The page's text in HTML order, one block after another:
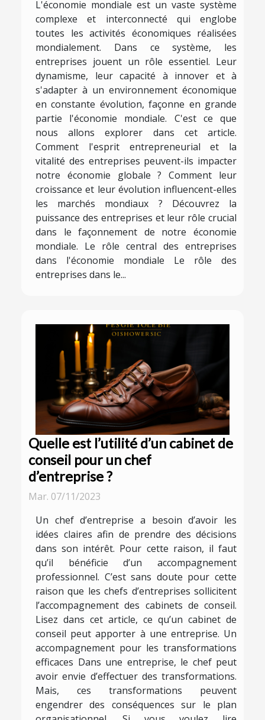
L'économie mondiale est un vaste système
complexe et interconnecté qui englobe
toutes les activités économiques réalisées
mondialement. Dans ce système, les
entreprises jouent un rôle essentiel. Leur
dynamisme, leur capacité à innover et à
s'adapter à un environnement économique
en constante évolution, façonne en grande
partie l'économie mondiale. C'est ce que
nous allons explorer dans cet article.
Comment l'esprit entrepreneurial et la
vitalité des entreprises peuvent-ils impacter
notre économie globale ? Comment leur
croissance et leur évolution influencent-elles
les marchés mondiaux ? Découvrez la
puissance des entreprises et leur rôle crucial
dans le façonnement de notre économie
mondiale. Le rôle central des entreprises
dans l'économie mondiale Le rôle des
entreprises dans le...
Quelle est l’utilité d’un cabinet de
conseil pour un chef
d’entreprise ?
Mar. 07/11/2023
Un chef d’entreprise a besoin d’avoir les
idées claires afin de prendre des décisions
dans son intérêt. Pour cette raison, il faut
qu’il bénéficie d’un accompagnement
professionnel. C’est sans doute pour cette
raison que les chefs d’entreprises sollicitent
l’accompagnement des cabinets de conseil.
Lisez dans cet article, ce qu’un cabinet de
conseil peut apporter à une entreprise. Un
accompagnement pour les transformations
efficaces Dans une entreprise, le chef peut
avoir envie d’effectuer des transformations.
Mais, ces transformations peuvent
engendrer des conséquences sur le plan